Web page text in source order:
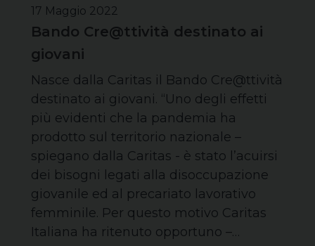
17 Maggio 2022
Bando Cre@ttività destinato ai
giovani
Nasce dalla Caritas il Bando Cre@ttività
destinato ai giovani. “Uno degli effetti
più evidenti che la pandemia ha
prodotto sul territorio nazionale –
spiegano dalla Caritas - è stato l’acuirsi
dei bisogni legati alla disoccupazione
giovanile ed al precariato lavorativo
femminile. Per questo motivo Caritas
Italiana ha ritenuto opportuno –…